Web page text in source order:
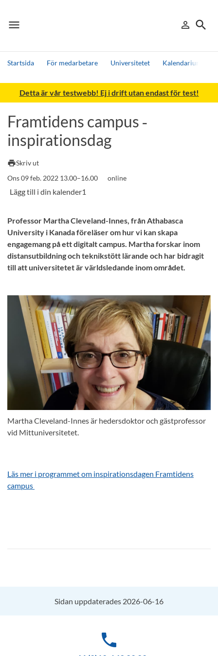
menu
Meny person_outline
Logga in
search
Sök
Startsida För medarbetare Universitetet Kalendarium
Sök
Andra söktjänster
Detta är vår testwebb! Ej i drift utan endast för test!
Framtidens campus ‑
inspirationsdag
printSkriv ut
Ons 09 feb. 2022 13.00–16.00
online
Professor Martha Cleveland-Innes, från Athabasca
University i Kanada föreläser om hur vi kan skapa
engagemang på ett digitalt campus. Martha forskar inom
distansutbildning och teknikstött lärande och har bidragit
till att universitetet är världsledande inom området.
Martha Cleveland-Innes är hedersdoktor och gästprofessor
vid Mittuniversitetet.
Läs mer i programmet om inspirationsdagen Framtidens
campus
Sidan uppdaterades 2026-06-16
phone